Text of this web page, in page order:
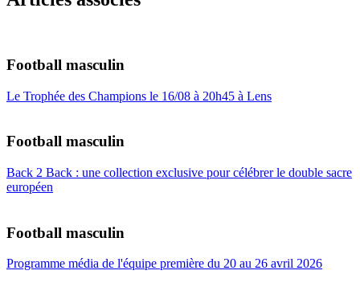
Football masculin
Le Trophée des Champions le 16/08 à 20h45 à Lens
Football masculin
Back 2 Back : une collection exclusive pour célébrer le double sacre
européen
Football masculin
Programme média de l'équipe première du 20 au 26 avril 2026